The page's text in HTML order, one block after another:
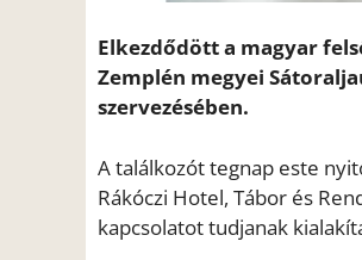
Elkezdődött a magyar
Zemplén megyei
szervezésében.
A találkozót tegnap este
Rákóczi Hotel, Tábor és
kapcsolatot tudjanak